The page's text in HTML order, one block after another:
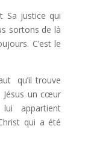
Sa justice qui
sortons de là
C’est le
qu’il trouve
un cœur
appartient
qui a été